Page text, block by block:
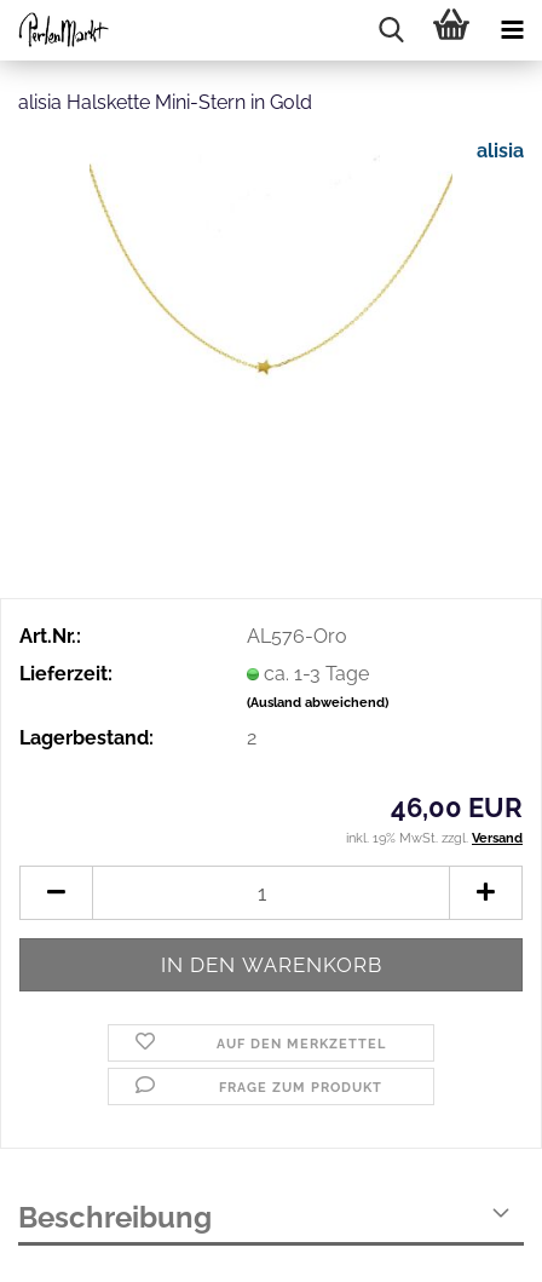
alisia Halskette Mini-Stern in Gold
alisia
Art.Nr.:
AL576-Oro
Lieferzeit:
ca. 1-3 Tage
(Ausland abweichend)
Lagerbestand: 2
46,00 EUR
inkl. 19% MwSt. zzgl. Versand
AUF DEN MERKZETTEL
FRAGE ZUM PRODUKT
Beschreibung